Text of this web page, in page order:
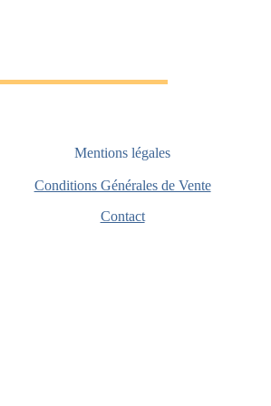
Mentions légales
Conditions Générales de Vente
Contact